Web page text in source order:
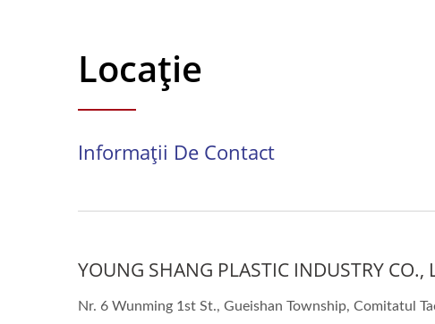
Locație
Informații De Contact
YOUNG SHANG PLASTIC INDUSTRY CO.,
Nr. 6 Wunming 1st St., Gueishan Township, Comitatul